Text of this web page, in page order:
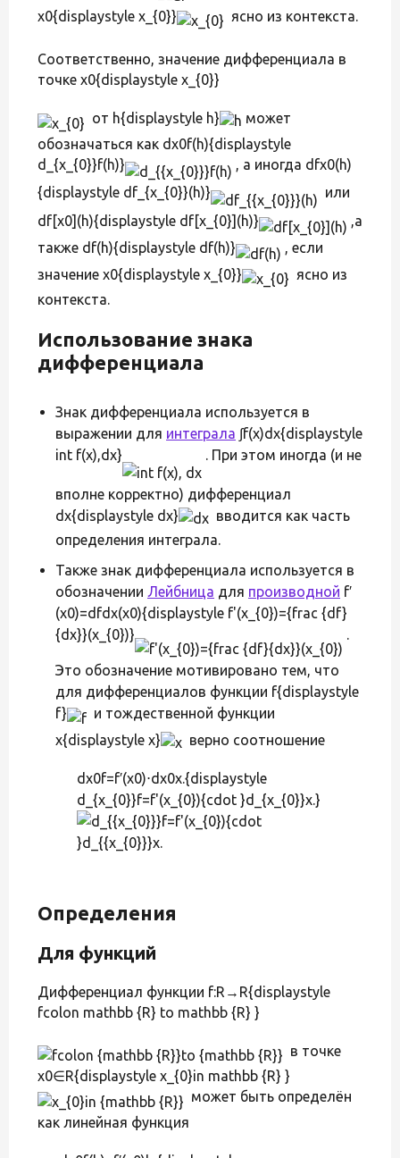
x0{displaystyle x_{0}}
ясно из контекста.
Соответственно, значение дифференциала в
точке x0{displaystyle x_{0}}
от h{displaystyle h}
может
обозначаться как dx0f(h){displaystyle
d_{x_{0}}f(h)}
, а иногда dfx0(h)
{displaystyle df_{x_{0}}(h)}
или
df[x0](h){displaystyle df[x_{0}](h)}
,а
также df(h){displaystyle df(h)}
, если
значение x0{displaystyle x_{0}}
ясно из
контекста.
Использование знака
дифференциала
Знак дифференциала используется в
выражении для интеграла ∫f(x)dx{displaystyle
int f(x),dx}
. При этом иногда (и не
вполне корректно) дифференциал
dx{displaystyle dx}
вводится как часть
определения интеграла.
Также знак дифференциала используется в
обозначении Лейбница для производной f′
(x0)=dfdx(x0){displaystyle f'(x_{0})={frac {df}
{dx}}(x_{0})}
Это обозначение мотивировано тем, что
для дифференциалов функции f{displaystyle
f}
и тождественной функции
x{displaystyle x}
верно соотношение
dx0f=f′(x0)⋅dx0x.{displaystyle
d_{x_{0}}f=f'(x_{0}){cdot }d_{x_{0}}x.}
Определения
Для функций
Дифференциал функции f:R→R{displaystyle
fcolon mathbb {R} to mathbb {R} }
в точке
x0∈R{displaystyle x_{0}in mathbb {R} }
может быть определён
как линейная функция